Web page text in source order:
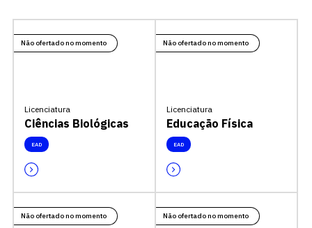
Não ofertado no momento
Licenciatura
Ciências Biológicas
EAD
Não ofertado no momento
Licenciatura
Educação Física
EAD
Não ofertado no momento Não ofertado no momento